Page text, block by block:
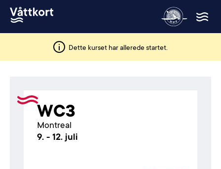
Dette kurset har allerede startet.
WC3
Montreal
9. - 12. juli